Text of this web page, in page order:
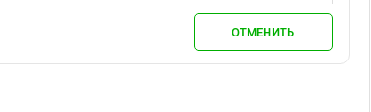
ОТМЕНИТЬ